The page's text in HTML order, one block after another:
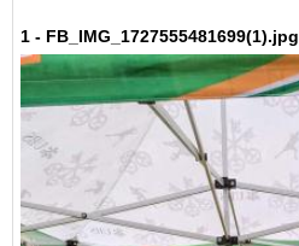
1 - FB_IMG_1727555481699(1).jpg